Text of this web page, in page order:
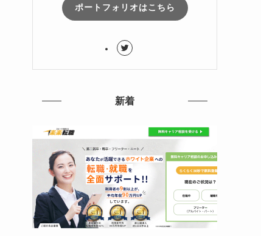
ポートフォリオはこちら
新着